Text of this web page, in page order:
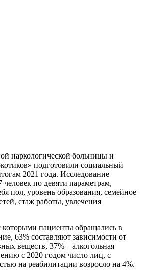
наркологической больницы и
подготовили социальный
2021 года. Исследование
человек по девяти параметрам,
пол, уровень образования, семейное
стаж работы, увлечения
которыми пациенты обращались в
63% составляют зависимости от
веществ, 37% – алкогольная
с 2020 годом число лиц, с
на реабилитации возросло на 4%.